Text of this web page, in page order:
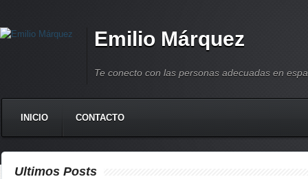
Emilio Márquez
Te conecto con las personas adecuadas en
INICIO CONTACTO
Ultimos Posts